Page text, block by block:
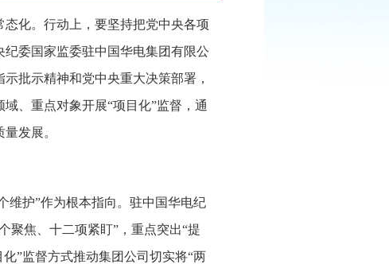
化。行动上，要坚持把党中央各项
委国家监委驻中国华电集团有限公
批示精神和党中央重大决策部署，
、重点对象开展“项目化”监督，通
发展。
维护”作为根本指向。驻中国华电纪
聚焦、十二项紧盯”，重点突出“提
”监督方式推动集团公司切实将“两